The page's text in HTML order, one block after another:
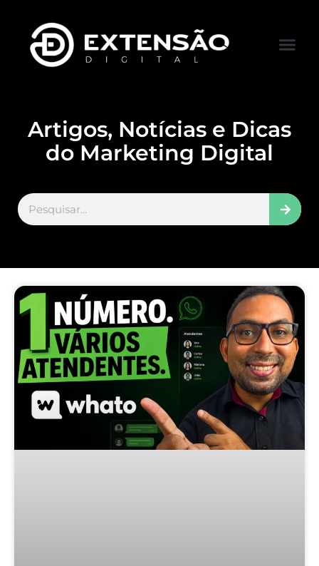
Artigos, Notícias e Dicas
do Marketing Digital